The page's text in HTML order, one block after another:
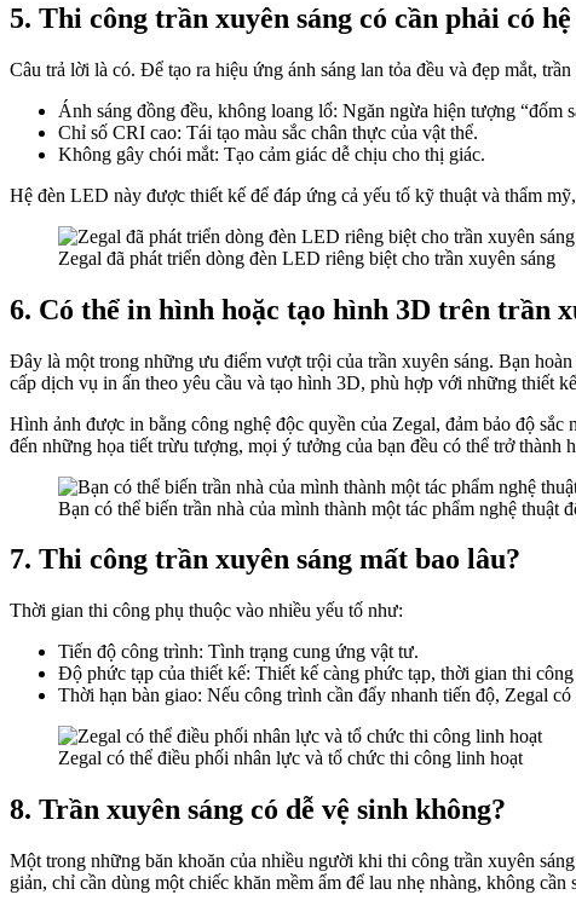
5. Thi công trần xuyên sáng có cần phải có
Câu trả lời là có. Để tạo ra hiệu ứng ánh sáng lan tỏa đều và đẹp mắt,
Ánh sáng đồng đều, không loang lổ: Ngăn ngừa hiện tượng “đốm
Chỉ số CRI cao: Tái tạo màu sắc chân thực của vật thể.
Không gây chói mắt: Tạo cảm giác dễ chịu cho thị giác.
Hệ đèn LED này được thiết kế để đáp ứng cả yếu tố kỹ thuật và thẩm
Zegal đã phát triển dòng đèn LED riêng biệt cho trần xuyên sáng
6. Có thể in hình hoặc tạo hình 3D trên trần
Đây là một trong những ưu điểm vượt trội của trần xuyên sáng. Bạn
cấp dịch vụ in ấn theo yêu cầu và tạo hình 3D, phù hợp với những thiết
Hình ảnh được in bằng công nghệ độc quyền của Zegal, đảm bảo độ
đến những họa tiết trừu tượng, mọi ý tưởng của bạn đều có thể trở thành
Bạn có thể biến trần nhà của mình thành một tác phẩm nghệ thuật
7. Thi công trần xuyên sáng mất bao lâu?
Thời gian thi công phụ thuộc vào nhiều yếu tố như:
Tiến độ công trình: Tình trạng cung ứng vật tư.
Độ phức tạp của thiết kế: Thiết kế càng phức tạp, thời gian thi công
Thời hạn bàn giao: Nếu công trình cần đẩy nhanh tiến độ, Zegal
Zegal có thể điều phối nhân lực và tổ chức thi công linh hoạt
8. Trần xuyên sáng có dễ vệ sinh không?
Một trong những băn khoăn của nhiều người khi thi công trần xuyên
giản, chỉ cần dùng một chiếc khăn mềm ẩm để lau nhẹ nhàng, không cần